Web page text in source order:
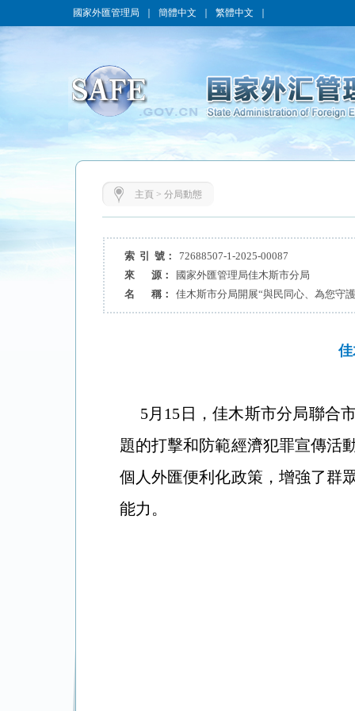
國家外匯管理局 簡體中文 繁體中文
主頁 > 分局動態
索 引 號：
72688507-1-2025-00087
來 源：
國家外匯管理局佳木斯市分局
名 稱：
佳木斯市分局開展“與民同心、為您守
5月15日，佳木斯市分局聯合
題的打擊和防範經濟犯罪宣傳活
個人外匯便利化政策，增強了群
能力。